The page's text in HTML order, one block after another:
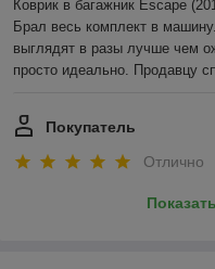
Коврик в багажник Escape
Брал весь комплект в
выглядят в разы лучше чем
просто идеально. Продавцу
Покупатель
Отлично